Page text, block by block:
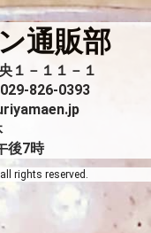
通販部
１－１１－１
826-0393
後7時
rights reserved.